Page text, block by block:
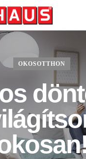
OKOSOTTHON